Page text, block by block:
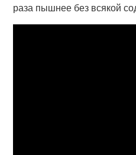
раза пышнее без всякой